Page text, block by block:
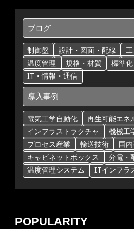
ブログ
制御盤 設計・図面・配線
温度管理
規格・材質 標準化
IT・情報・通信
導入事例
電気工学自動化 再生可能エネ
インフラストラクチャ
機械工
プロセス産業
輸送技術
国
キャビネットボックス
分電・
温度管理システム
ITインフラ
POPULARITY